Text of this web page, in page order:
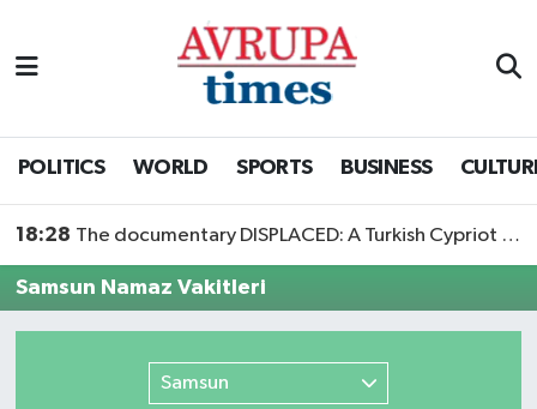
POLITICS WORLD SPORTS BUSINESS
18:28 The documentary DISPLACED: A Turkish Cypriot Story is now available to watch
Samsun Namaz Vakitleri
Samsun
Nöbetçi Eczaneler
Süper Lig Puan Durumu ve Fikstür